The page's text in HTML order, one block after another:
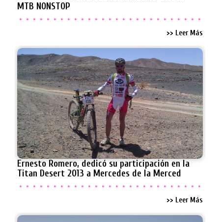
MTB NONSTOP
>> Leer Más
Ernesto Romero, dedicó su participación en la
Titan Desert 2013 a Mercedes de la Merced
>> Leer Más